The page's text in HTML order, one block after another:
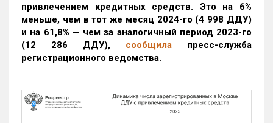
привлечением кредитных средств. Это на 6%
меньше, чем в тот же месяц 2024-го (4 998 ДДУ)
и на 61,8% — чем за аналогичный период 2023-го
(12 286 ДДУ), сообщила пресс-служба
регистрационного ведомства.